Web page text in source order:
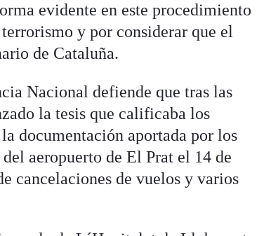
evidente en este procedimiento
y por considerar que el
de Cataluña.
Nacional defiende que tras las
la tesis que calificaba los
documentación aportada por los
aeropuerto de El Prat el 14 de
cancelaciones de vuelos y varios